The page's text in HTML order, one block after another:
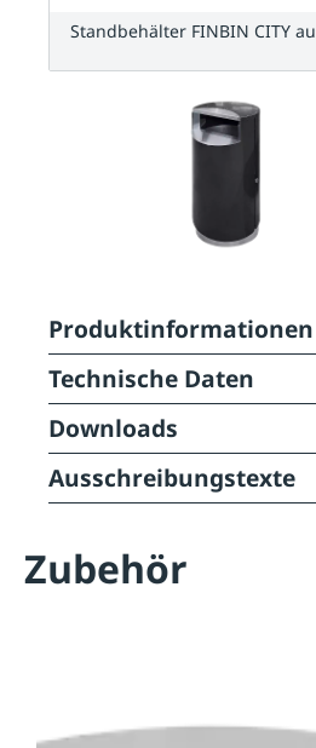
Standbehälter FINBIN CITY
Produktinformationen
Technische Daten
Downloads
Ausschreibungstexte
Zubehör